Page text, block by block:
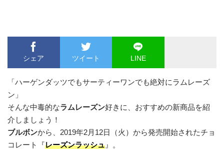
シェア ツイート LINE
「ハーゲンダッツでもサーティーワンでも絶対にラムレーズ
ン」
そんな中毒的なラムレーズン好きに、おすすめの新商品を紹
介しましょう！
ブルボンから、2019年2月12日（火）から発売開始されたチョ
コレート『レーズンラッシュ 』。